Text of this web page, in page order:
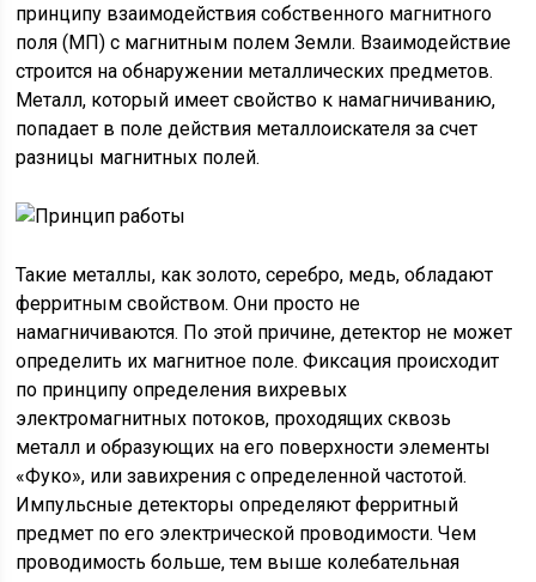
принципу взаимодействия собственного магнитного
поля (МП) с магнитным полем Земли. Взаимодействие
строится на обнаружении металлических предметов.
Металл, который имеет свойство к намагничиванию,
попадает в поле действия металлоискателя за счет
разницы магнитных полей.
Такие металлы, как золото, серебро, медь, обладают
ферритным свойством. Они просто не
намагничиваются. По этой причине, детектор не может
определить их магнитное поле. Фиксация происходит
по принципу определения вихревых
электромагнитных потоков, проходящих сквозь
металл и образующих на его поверхности элементы
«Фуко», или завихрения с определенной частотой.
Импульсные детекторы определяют ферритный
предмет по его электрической проводимости. Чем
проводимость больше, тем выше колебательная